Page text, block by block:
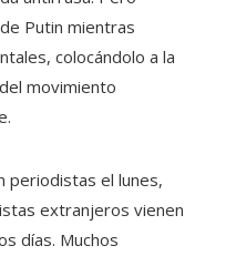
Putin mientras
colocándolo a la
movimiento
periodistas el lunes,
extranjeros vienen
días. Muchos